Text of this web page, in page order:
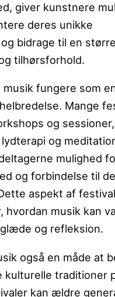
giver kunstnere
deres unikke
bidrage til en
tilhørsforhold.
musik fungere som
Mange
og
og
mulighed
og forbindelse til
aspekt af
hvordan musik kan
og refleksion.
også en måde at
kulturelle traditioner
kan ældre